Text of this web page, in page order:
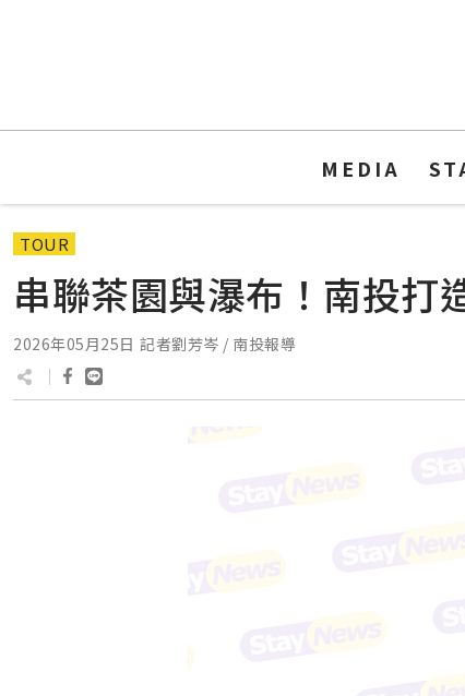
MEDIA
TOUR
串聯茶園與瀑布！南投打
2026年05月25日 記者劉芳岑 / 南投報導